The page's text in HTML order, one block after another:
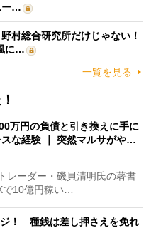
ー…
村総合研究所だけじゃない！
に…
一覧を見る
万円の負債と引き換えに手に
スな経験 ｜ 突然マルサがや…
ーダー・磯貝清明氏の著書
で10億円稼い…
ジ！ 種銭は差し押さえを免れ